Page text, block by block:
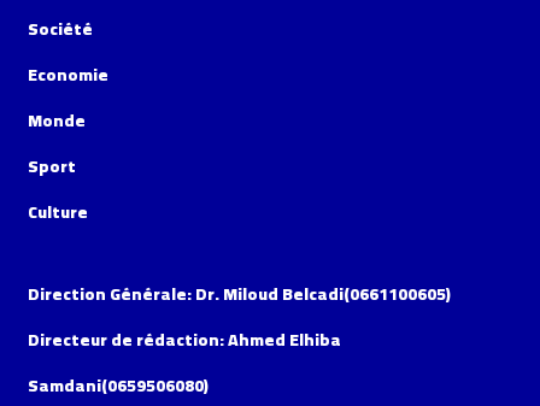
Société
Economie
Monde
Sport
Culture
Direction Générale: Dr. Miloud Belcadi(0661100605)
Directeur de rédaction: Ahmed Elhiba
Samdani(0659506080)